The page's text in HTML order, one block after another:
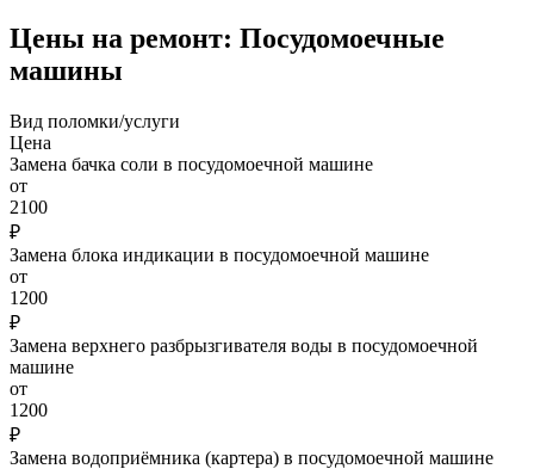
Цены на ремонт: Посудомоечные
машины
Вид поломки/услуги
Цена
Замена бачка соли в посудомоечной машине
от
2100
₽
Замена блока индикации в посудомоечной машине
от
1200
₽
Замена верхнего разбрызгивателя воды в посудомоечной
машине
от
1200
₽
Замена водоприёмника (картера) в посудомоечной машине